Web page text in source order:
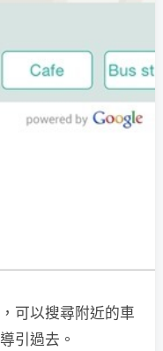
可以搜尋附近的車
引過去。